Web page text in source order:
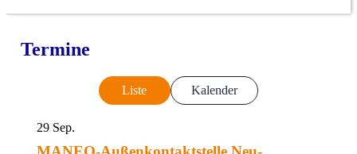
Termine
Liste Kalender
29 Sep.